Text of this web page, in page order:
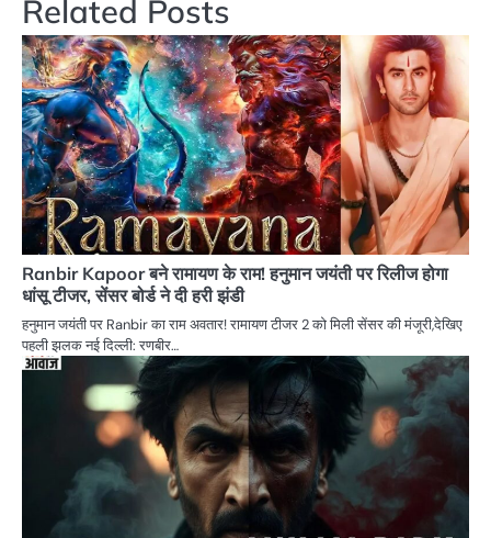
Related Posts
Ranbir Kapoor बने रामायण के राम! हनुमान जयंती पर रिलीज होगा
धांसू टीजर, सेंसर बोर्ड ने दी हरी झंडी
हनुमान जयंती पर Ranbir का राम अवतार! रामायण टीजर 2 को मिली सेंसर की मंजूरी,देखिए
पहली झलक नई दिल्ली: रणबीर…